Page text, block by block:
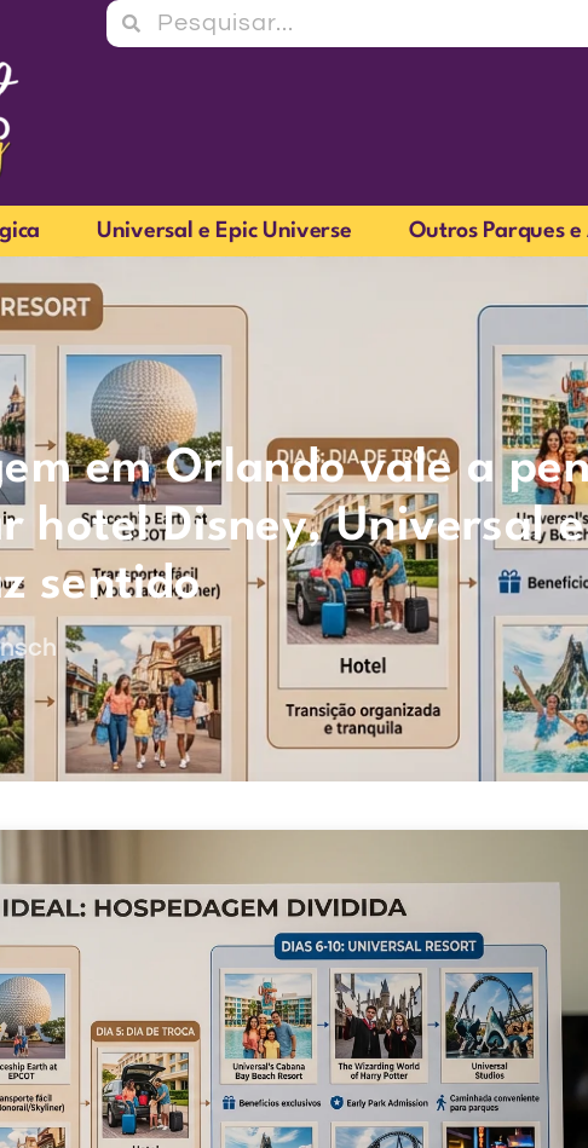
Universal e Epic Universe Outros Parques e
em Orlando vale a
hotel Disney, Universal
sentido